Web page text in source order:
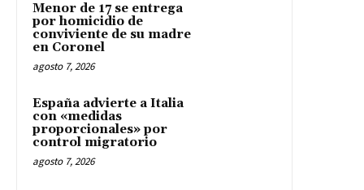
Menor de 17 se entrega
por homicidio de
conviviente de su madre
en Coronel
agosto 7, 2026
España advierte a Italia
con «medidas
proporcionales» por
control migratorio
agosto 7, 2026